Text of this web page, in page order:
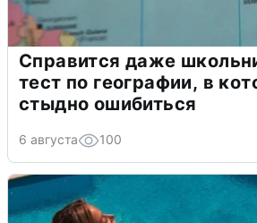
Справится даже
тест по географии, в
стыдно ошибиться
6 августа 100